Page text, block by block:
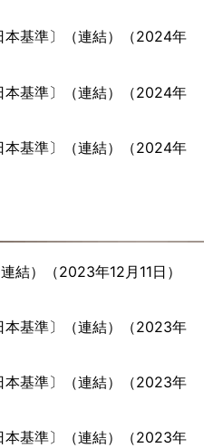
本基準〕（連結）（2024年
本基準〕（連結）（2024年
本基準〕（連結）（2024年
結）（2023年12月11日）
本基準〕（連結）（2023年
本基準〕（連結）（2023年
本基準〕（連結）（2023年